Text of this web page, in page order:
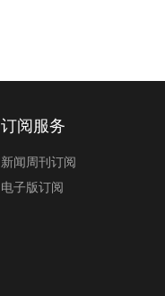
订阅服务
新闻周刊订阅
电子版订阅